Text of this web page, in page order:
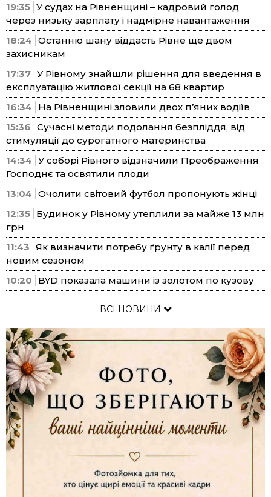
19:35 У судах на Рівненщині – кадровий голод
через низьку зарплату і надмірне навантаження
18:24 Останню шану віддасть Рівне ще двом
захисникам
17:37 У Рівному знайшли рішення для введення в
експлуатацію житлової секції на 68 квартир
16:34
На Рівненщині зловили двох п’яних водіїв
15:36 Сучасні методи подолання безпліддя, від
стимуляції до сурогатного материнства
14:34 У соборі Рівного відзначили Преображення
Господнє та освятили плоди
13:04 Очолити світовий футбол пропонують жінці
12:35 Будинок у Рівному утеплили за майже 13 млн
грн
11:43 Як визначити потребу ґрунту в калії перед
новим сезоном
10:20
BYD показала машини із золотом по кузову
ВСІ НОВИНИ